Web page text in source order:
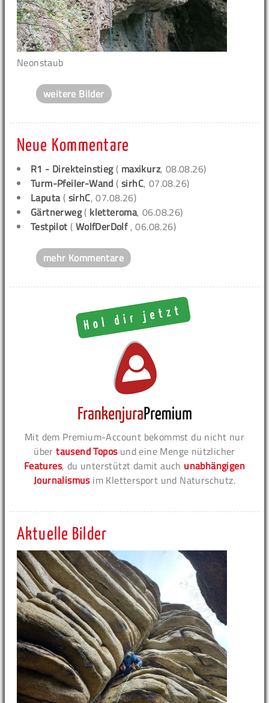
Neonstaub
weitere Bilder
Neue Kommentare
R1 - Direkteinstieg( maxikurz, 08.08.26)
Turm-Pfeiler-Wand (sirhC, 07.08.26)
Laputa( sirhC, 07.08.26)
Gärtnerweg( kletteroma, 06.08.26)
Testpilot ( WolfDerDolf , 06.08.26)
mehr Kommentare
Mit dem Premium-Account bekommst du nicht nur
übertausend Toposund eine Menge nützlicher
Features, du unterstützt damit auch unabhängigen
Journalismusim Klettersport und Naturschutz.
Aktuelle Bilder